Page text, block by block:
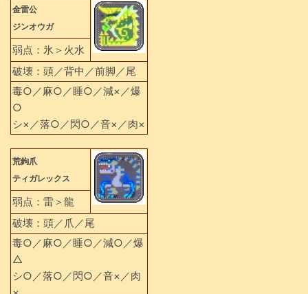
金雷公
ジンオウガ
弱点：氷＞火水
破壊：頭／背中／前脚／尾
毒○／麻○／睡○／減×／爆
○
シ×／落○／閃○／音×／肉×
荒鉤爪
ティガレックス
弱点：雷＞龍
破壊：頭／爪／尾
毒○／麻○／睡○／減○／爆
△
シ○／落○／閃○／音×／肉